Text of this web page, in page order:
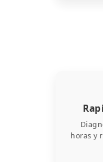
horas y